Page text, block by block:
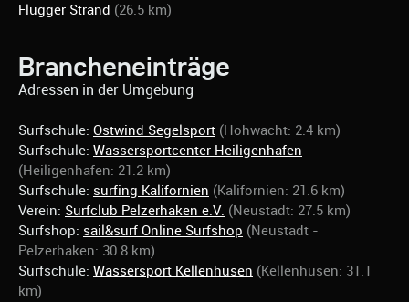
Flügger Strand (26.5 km)
Brancheneinträge
Adressen in der Umgebung
Surfschule: Ostwind Segelsport (Hohwacht: 2.4 km)
Surfschule: Wassersportcenter Heiligenhafen
(Heiligenhafen: 21.2 km)
Surfschule: surfing Kalifornien (Kalifornien: 21.6 km)
Verein: Surfclub Pelzerhaken e.V. (Neustadt: 27.5 km)
Surfshop: sail&surf Online Surfshop (Neustadt -
Pelzerhaken: 30.8 km)
Surfschule: Wassersport Kellenhusen (Kellenhusen: 31.1
km)